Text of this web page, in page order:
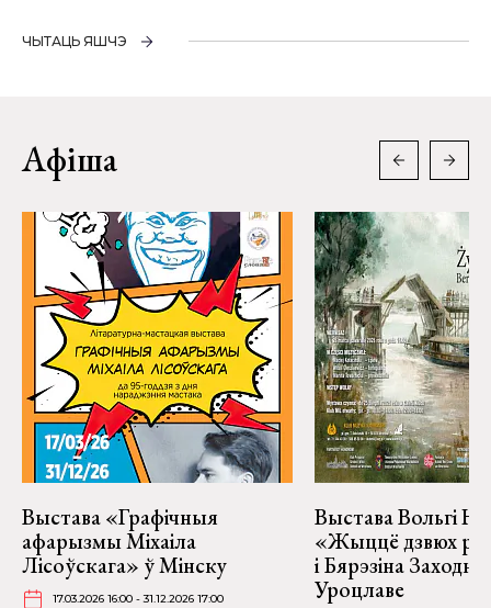
ЧЫТАЦЬ ЯШЧЭ
Афіша
Выстава «Графічныя
афарызмы Міхаіла
Лісоўскага» ў Мінску
17.03.2026 16:00 - 31.12.2026 17:00
Выстава Вольгі
«Жыццё дзвюх
і Бярэзіна
Уроцлаве